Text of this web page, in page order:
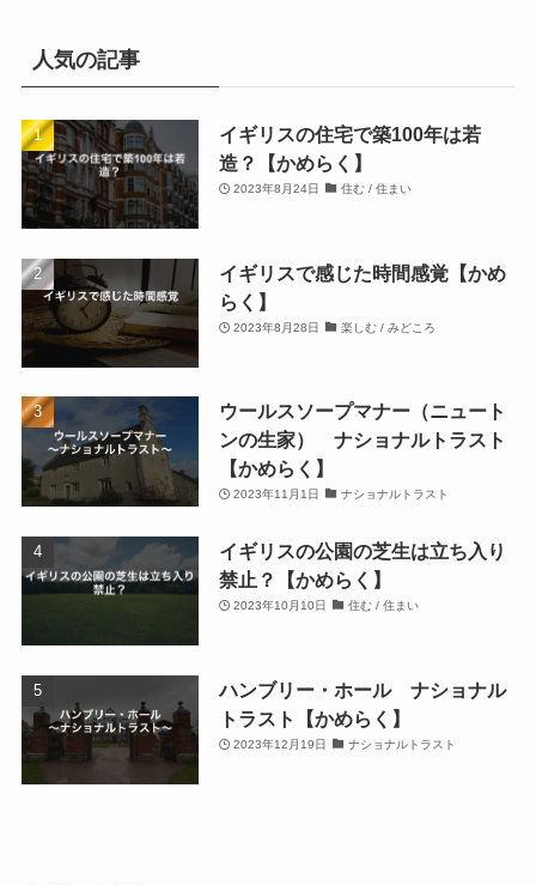
人気の記事
イギリスの住宅で築100年は若
造？【かめらく】
2023年8月24日 住む / 住まい
イギリスで感じた時間感覚【かめ
らく】
2023年8月28日 楽しむ / みどころ
ウールスソープマナー（ニュート
ンの生家） ナショナルトラスト
【かめらく】
2023年11月1日 ナショナルトラスト
イギリスの公園の芝生は立ち入り
禁止？【かめらく】
2023年10月10日 住む / 住まい
ハンブリー・ホール ナショナル
トラスト【かめらく】
2023年12月19日 ナショナルトラスト